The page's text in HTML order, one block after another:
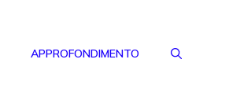
APPROFONDIMENTO